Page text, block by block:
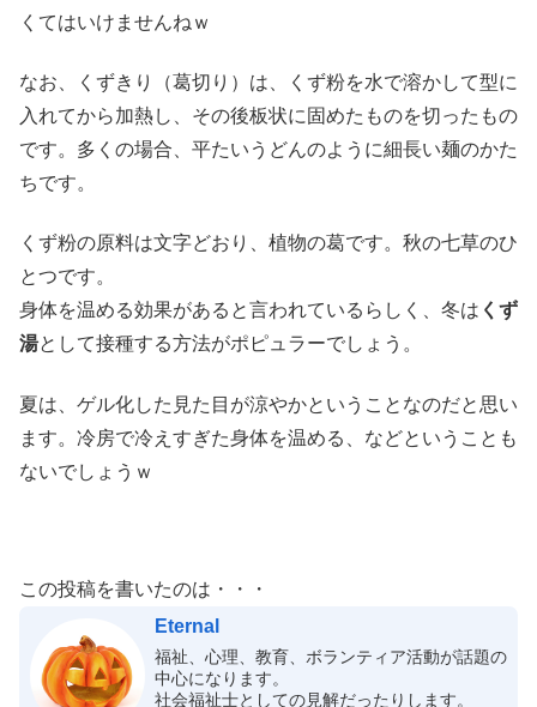
くてはいけませんねｗ
なお、くずきり（葛切り）は、くず粉を水で溶かして型に
入れてから加熱し、その後板状に固めたものを切ったもの
です。多くの場合、平たいうどんのように細長い麺のかた
ちです。
くず粉の原料は文字どおり、植物の葛です。秋の七草のひ
とつです。
身体を温める効果があると言われているらしく、冬は くず
湯として接種する方法がポピュラーでしょう。
夏は、ゲル化した見た目が涼やかということなのだと思い
ます。冷房で冷えすぎた身体を温める、などということも
ないでしょうｗ
この投稿を書いたのは・・・
Eternal
福祉、心理、教育、ボランティア活動が話題の
中心になります。
社会福祉士としての見解だったりします。